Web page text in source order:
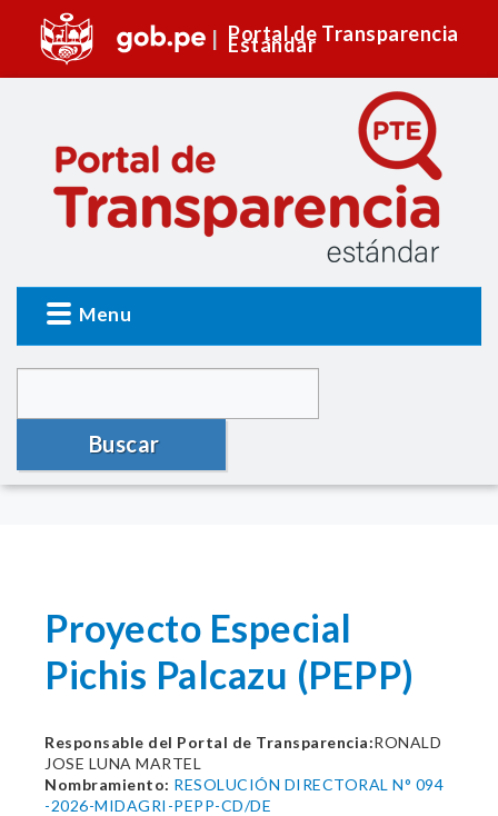
Portal de Transparencia
Estándar
Menu
Buscar
Proyecto Especial
Pichis Palcazu (PEPP)
Responsable del Portal de Transparencia:RONALD
JOSE LUNA MARTEL
Nombramiento: RESOLUCIÓN DIRECTORAL N° 094
-2026-MIDAGRI-PEPP-CD/DE